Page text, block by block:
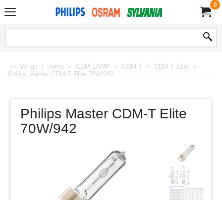
0
<< Vorige Home > CDM LAMP > CDM-T > CDM-T Elite >
Philips Master CDM-T Elite 70W/942
Philips Master CDM-T Elite
70W/942